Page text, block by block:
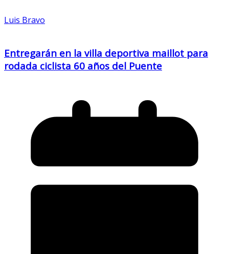
Luis Bravo
Entregarán en la villa deportiva maillot para
rodada ciclista 60 años del Puente